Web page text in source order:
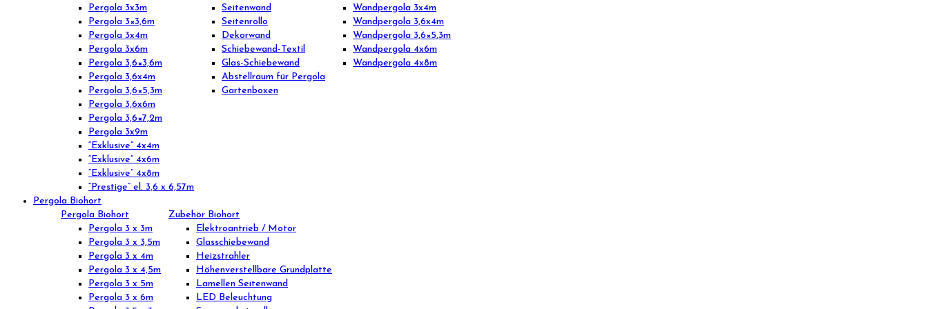
Pergola 3x3m
Pergola 3×3,6m
Pergola 3x4m
Pergola 3x6m
Pergola 3,6×3,6m
Pergola 3,6x4m
Pergola 3,6×5,3m
Pergola 3,6x6m
Pergola 3,6×7,2m
Pergola 3x9m
“Exklusive” 4x4m
“Exklusive” 4x6m
“Exklusive” 4x8m
“Prestige” el. 3,6 x 6,57m
Seitenwand
Seitenrollo
Dekorwand
Schiebewand-Textil
Glas-Schiebewand
Abstellraum für Pergola
Gartenboxen
Wandpergola 3x4m
Wandpergola 3,6x4m
Wandpergola 3,6×5,3m
Wandpergola 4x6m
Wandpergola 4x8m
Pergola Biohort
Pergola Biohort
Pergola 3 x 3m
Pergola 3 x 3,5m
Pergola 3 x 4m
Pergola 3 x 4,5m
Pergola 3 x 5m
Pergola 3 x 6m
Zubehör Biohort
Elektroantrieb / Motor
Glasschiebewand
Heizstrahler
Höhenverstellbare Grundplatte
Lamellen Seitenwand
LED Beleuchtung